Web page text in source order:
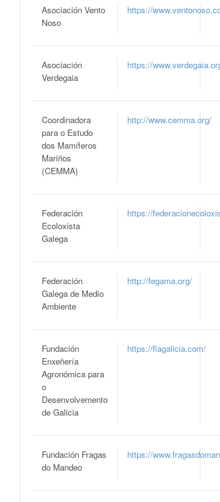
Asociación Vento
Noso
https://
Asociación
Verdegaia
https://
Coordinadora
para o Estudo
dos Mamíferos
Mariños
(CEMMA)
http://www.cemma.org/
Federación
Ecoloxista
Galega
https://
Federación
Galega de Medio
Ambiente
http://fegama.org/
Fundación
Enxeñería
Agronómica para
o
Desenvolvemento
de Galicia
https://fiagalicia.com/
Fundación Fragas
do Mandeo
https://